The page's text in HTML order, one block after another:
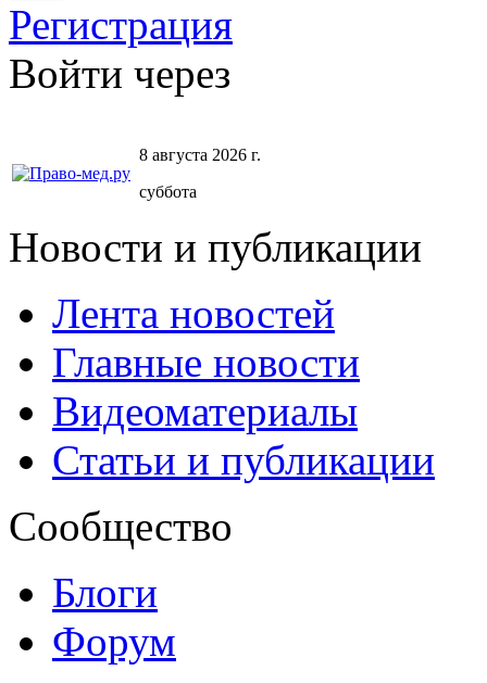
Регистрация
Войти через
8 августа 2026 г.
суббота
Новости и публикации
Лента новостей
Главные новости
Видеоматериалы
Статьи и публикации
Сообщество
Блоги
Форум